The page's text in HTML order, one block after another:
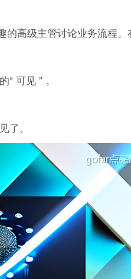
高级主管讨论业务流程。
可见 ” 。
了。